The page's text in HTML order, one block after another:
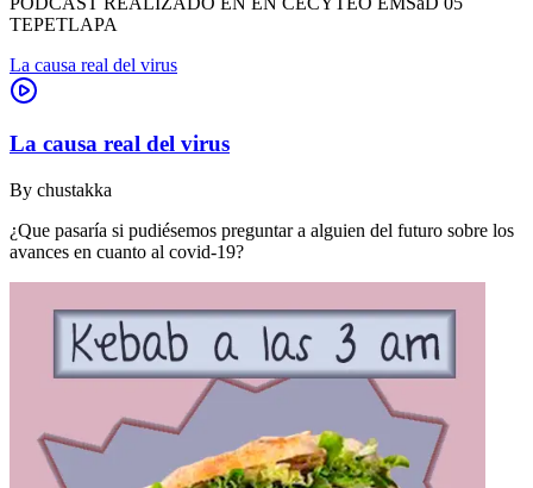
TEPETLAPA
La causa real del virus
La causa real del virus
By chustakka
¿Que pasaría si pudiésemos preguntar a alguien del futuro sobre los
avances en cuanto al covid-19?